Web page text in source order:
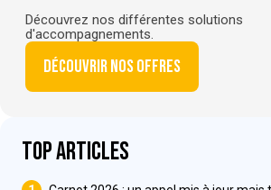
Découvrez nos différentes solutions
d'accompagnements.
Découvrir nos offres
Top articles